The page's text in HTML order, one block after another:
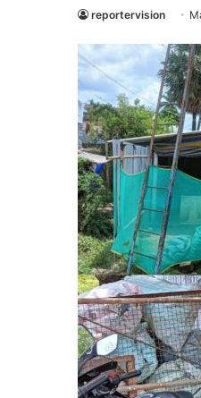
reportervision